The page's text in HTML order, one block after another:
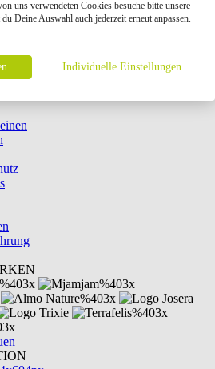
Elektrospielzeug
Sticks für Katzen
uns verwendeten Cookies besuche bitte unsere
Deine Auswahl auch jederzeit erneut anpassen.
Individuelle Einstellungen